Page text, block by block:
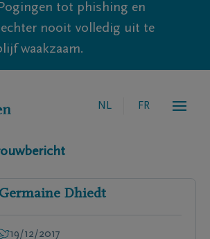
tot phishing en
echter nooit volledig uit te
waakzaam.
NL FR
Germaine Dhiedt
19/12/2017